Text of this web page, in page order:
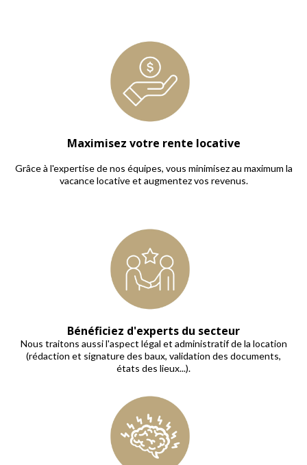
Maximisez votre rente locative
Grâce à l'expertise de nos équipes, vous minimisez au maximum la
vacance locative et augmentez vos revenus.
Bénéficiez d'experts du secteur
Nous traitons aussi l'aspect légal et administratif de la location
(rédaction et signature des baux, validation des documents,
états des lieux...).